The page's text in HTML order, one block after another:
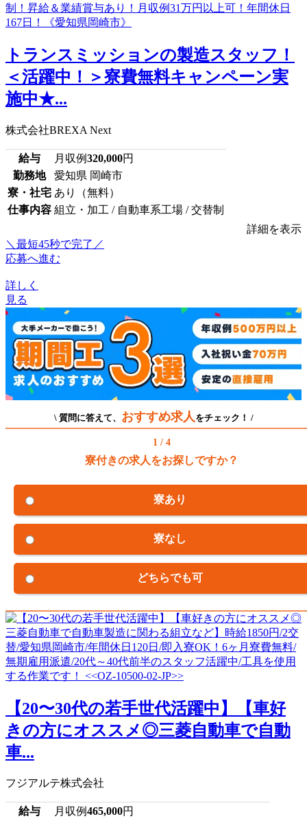
トランスミッションの製造スタッフ！
＜活躍中！＞寮費無料キャンペーン実
施中★...
株式会社BREXA Next
給与 月収例320,000円
勤務地
愛知県 岡崎市
寮・社宅 あり（無料）
仕事内容 組立・加工 / 自動車系工場 / 交替制
詳細を表示
＼最短45秒で完了／
応募へ進む
詳しく
見る
\ 質問に答えて、 おすすめ求人 をチェック！ /
1 / 4
寮付きの求人をお探しですか？
寮あり
寮なし
どちらでも可
【20〜30代の若手世代活躍中】【車好
きの方にオススメ◎三菱自動車で自動
車...
フジアルテ株式会社
給与 月収例465,000円